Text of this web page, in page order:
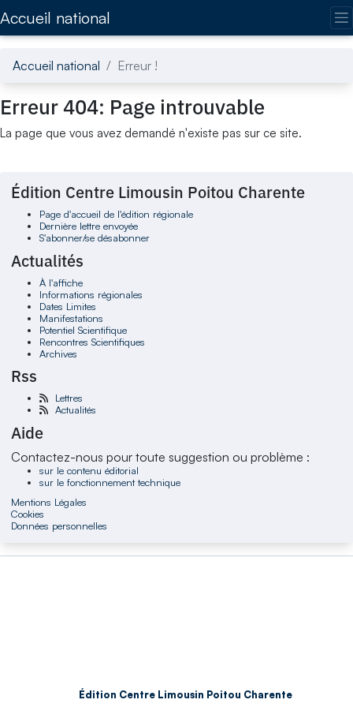
Accueil national
Accueil national Erreur !
Erreur 404: Page introuvable
La page que vous avez demandé n'existe pas sur ce site.
Édition Centre Limousin Poitou Charente
Page d'accueil de l'édition régionale
Dernière lettre envoyée
S'abonner/se désabonner
Actualités
À l'affiche
Informations régionales
Dates Limites
Manifestations
Potentiel Scientifique
Rencontres Scientifiques
Archives
Rss
Lettres
Actualités
Aide
Contactez-nous pour toute suggestion ou problème :
sur le contenu éditorial
sur le fonctionnement technique
Mentions Légales
Cookies
Données personnelles
Édition Centre Limousin Poitou Charente